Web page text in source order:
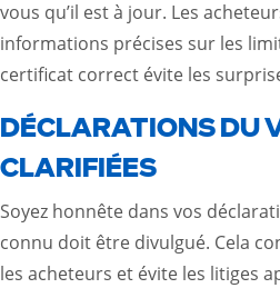
vous qu’il est à jour. Les
informations précises sur les
certificat correct évite les
DÉCLARATIONS DU
CLARIFIÉES
Soyez honnête dans vos
connu doit être divulgué. Cela
les acheteurs et évite les litiges